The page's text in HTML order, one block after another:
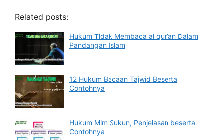
Related posts:
Hukum Tidak Membaca al qur’an Dalam
Pandangan Islam
12 Hukum Bacaan Tajwid Beserta
Contohnya
Hukum Mim Sukun, Penjelasan beserta
Contohnya